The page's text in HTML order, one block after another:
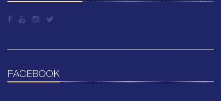
FACEBOOK